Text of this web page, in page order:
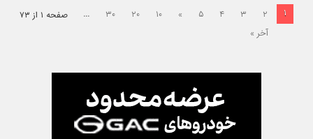
صفحه ۱ از ۷۳ ۱ ۲ ۳ ۴ ۵ » ۱۰ ۲۰ ۳۰
...
آخر »